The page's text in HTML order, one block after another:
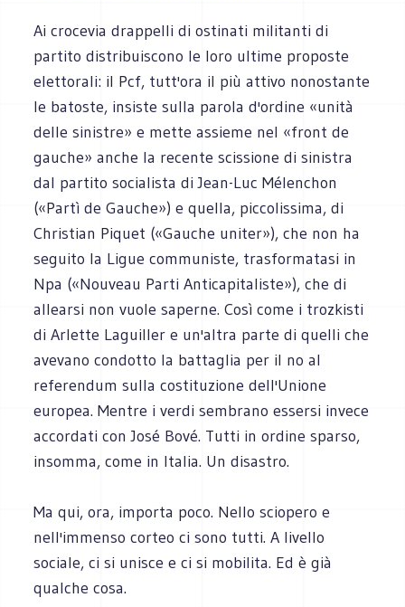
Ai crocevia drappelli di ostinati militanti di
partito distribuiscono le loro ultime proposte
elettorali: il Pcf, tutt'ora il più attivo nonostante
le batoste, insiste sulla parola d'ordine «unità
delle sinistre» e mette assieme nel «front de
gauche» anche la recente scissione di sinistra
dal partito socialista di Jean-Luc Mélenchon
(«Partì de Gauche») e quella, piccolissima, di
Christian Piquet («Gauche uniter»), che non ha
seguito la Ligue communiste, trasformatasi in
Npa («Nouveau Parti Anticapitaliste»), che di
allearsi non vuole saperne. Così come i trozkisti
di Arlette Laguiller e un'altra parte di quelli che
avevano condotto la battaglia per il no al
referendum sulla costituzione dell'Unione
europea. Mentre i verdi sembrano essersi invece
accordati con José Bové. Tutti in ordine sparso,
insomma, come in Italia. Un disastro.
Ma qui, ora, importa poco. Nello sciopero e
nell'immenso corteo ci sono tutti. A livello
sociale, ci si unisce e ci si mobilita. Ed è già
qualche cosa.